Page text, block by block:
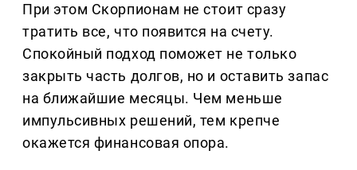
При этом Скорпионам не стоит сразу
тратить все, что появится на счету.
Спокойный подход поможет не только
закрыть часть долгов, но и оставить запас
на ближайшие месяцы. Чем меньше
импульсивных решений, тем крепче
окажется финансовая опора.